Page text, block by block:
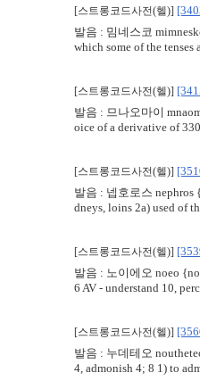
[스트롱코드사전(헬)]
발음 : 밈네스코
which some of the tenses
[스트롱코드사전(헬)]
발음 : 므나오마이
oice of a derivative of
[스트롱코드사전(헬)]
발음 : 넵호로스
dneys, loins 2a) used of
[스트롱코드사전(헬)]
발음 : 노이에오 noeo
6 AV - understand 10,
[스트롱코드사전(헬)]
발음 : 누데테오
4, admonish 4; 8 1) to